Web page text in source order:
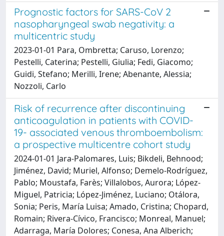
Prognostic factors for SARS-CoV 2
nasopharyngeal swab negativity: a
multicentric study
2023-01-01 Para, Ombretta; Caruso, Lorenzo;
Pestelli, Caterina; Pestelli, Giulia; Fedi, Giacomo;
Guidi, Stefano; Merilli, Irene; Abenante, Alessia;
Nozzoli, Carlo
Risk of recurrence after discontinuing
anticoagulation in patients with COVID-
19- associated venous thromboembolism:
a prospective multicentre cohort study
2024-01-01 Jara-Palomares, Luis; Bikdeli, Behnood;
Jiménez, David; Muriel, Alfonso; Demelo-Rodríguez,
Pablo; Moustafa, Farès; Villalobos, Aurora; López-
Miguel, Patricia; López-Jiménez, Luciano; Otálora,
Sonia; Peris, María Luisa; Amado, Cristina; Chopard,
Romain; Rivera-Cívico, Francisco; Monreal, Manuel;
Adarraga, María Dolores; Conesa, Ana Alberich;